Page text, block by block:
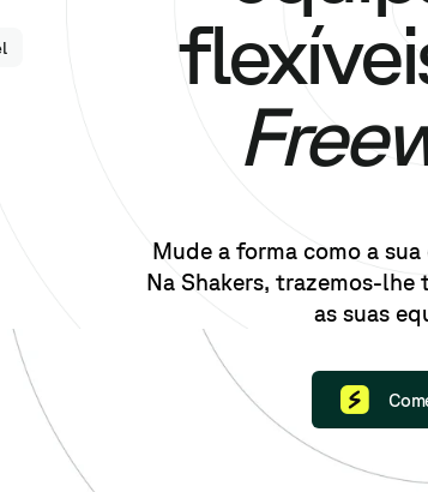
Mude a forma como a
Na Shakers, trazemos-
as suas